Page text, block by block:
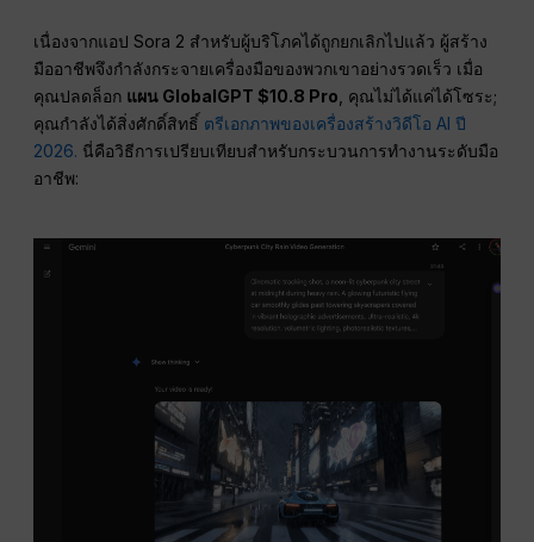
เนื่องจากแอป Sora 2 สำหรับผู้บริโภคได้ถูกยกเลิกไปแล้ว ผู้สร้าง
มืออาชีพจึงกำลังกระจายเครื่องมือของพวกเขาอย่างรวดเร็ว เมื่อ
คุณปลดล็อก แผน GlobalGPT $10.8 Pro , คุณไม่ได้แค่ได้โซระ;
คุณกำลังได้สิ่งศักดิ์สิทธิ์ ตรีเอกภาพของเครื่องสร้างวิดีโอ AI ปี
2026. นี่คือวิธีการเปรียบเทียบสำหรับกระบวนการทำงานระดับมือ
อาชีพ: